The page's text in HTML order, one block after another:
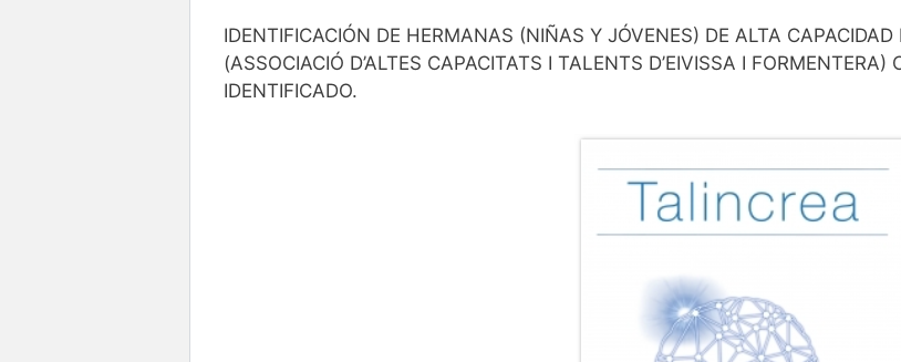
IDENTIFICACIÓN DE HERMANAS (NIÑAS Y JÓVENES) DE ALTA
(ASSOCIACIÓ D’ALTES CAPACITATS I TALENTS D’EIVISSA I
IDENTIFICADO.